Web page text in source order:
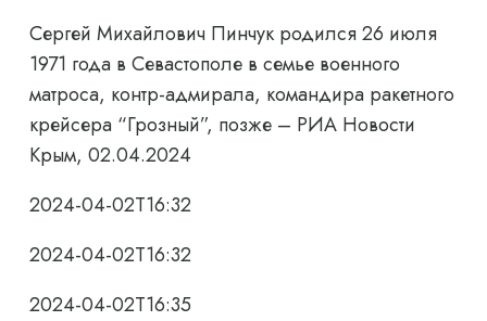
Сергей Михайлович Пинчук родился 26 июля
1971 года в Севастополе в семье военного
матроса, контр-адмирала, командира ракетного
крейсера “Грозный”, позже – РИА Новости
Крым, 02.04.2024
2024-04-02T16:32
2024-04-02T16:32
2024-04-02T16:35